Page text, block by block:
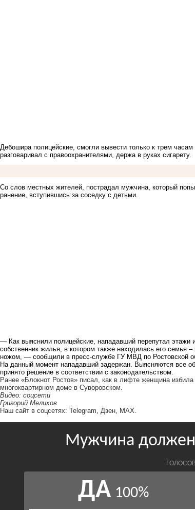
Дебошира полицейские, смогли вывести только к трем
разговаривал с правоохранителями, держа в руках сигарету.
Со слов местных жителей, пострадал мужчина, который
ранение, вступившись за соседку с детьми.
— Как выяснили полицейские, нападавший перепутал этажи
собственник жилья, в котором также находилась его семья
ножом, — сообщили в пресс-службе ГУ МВД по Ростовской
На данный момент нападавший задержан. Выясняются все
принято решение в соответствии с законодательством.
Ранее «Блокнот Ростов» писал, как в лифте женщина
многоквартирном доме в Суворовском.
Видео: соцсети
Григорий Мелихов
Наш сайт в соцсетях: Telegram Дзен MAX